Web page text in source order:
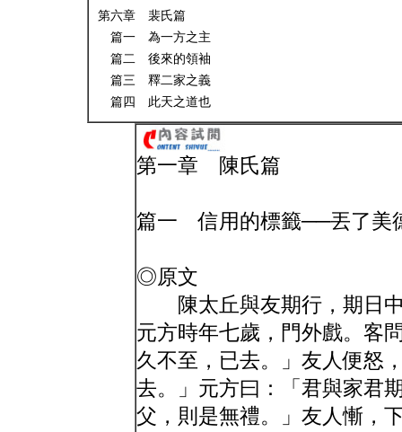
第六章 裴氏篇
篇一 為一方之主
篇二 後來的領袖
篇三 釋二家之義
篇四 此天之道也
第一章 陳氏篇
篇一 信用的標籤──丟了美
◎原文
陳太丘與友期行，期日中
元方時年七歲，門外戲。客
久不至，已去。」友人便怒
去。」元方曰：「君與家君
父，則是無禮。」友人慚，